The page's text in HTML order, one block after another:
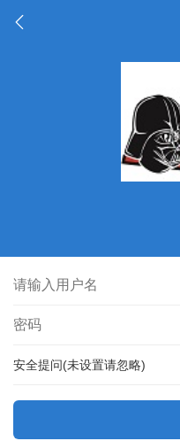
安全提问(未设置请忽略)